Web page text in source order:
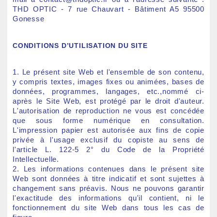
THD OPTIC - 7 rue Chauvart - Bâtiment A5 95500
Gonesse
CONDITIONS D’UTILISATION DU SITE
1. Le présent site Web et l'ensemble de son contenu,
y compris textes, images fixes ou animées, bases de
données, programmes, langages, etc.,nommé ci-
après le Site Web, est protégé par le droit d'auteur.
L'autorisation de reproduction ne vous est concédée
que sous forme numérique en consultation.
L'impression papier est autorisée aux fins de copie
privée à l'usage exclusif du copiste au sens de
l'article L. 122-5 2° du Code de la Propriété
Intellectuelle.
2. Les informations contenues dans le présent site
Web sont données à titre indicatif et sont sujettes à
changement sans préavis. Nous ne pouvons garantir
l'exactitude des informations qu'il contient, ni le
fonctionnement du site Web dans tous les cas de